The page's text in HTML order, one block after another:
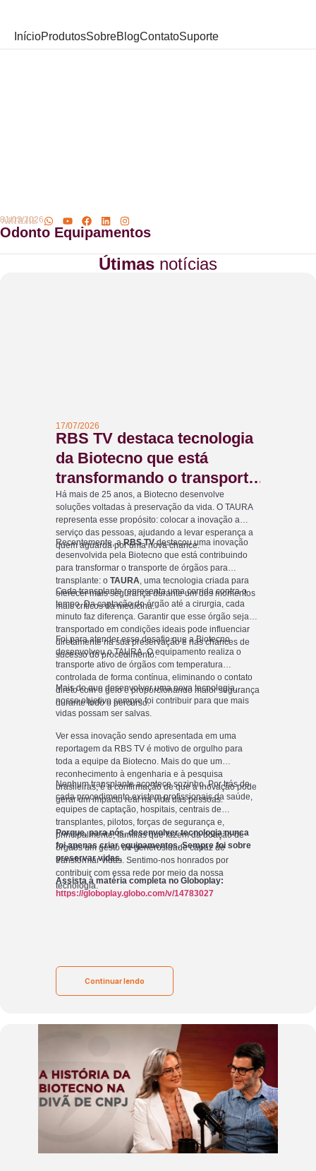
InícioProdutosSobreBlogContatoSuporte
31/03/2026
Odonto Equipamentos
Útimas notícias
17/07/2026
RBS TV destaca tecnologia
da Biotecno que está
transformando o transporte
de órgãos e levando
esperança a pacientes que
aguardam por um
transplante
Há mais de 25 anos, a Biotecno desenvolve
soluções voltadas à preservação da vida. O TAURA
representa esse propósito: colocar a inovação a
serviço das pessoas, ajudando a levar esperança a
quem aguarda por uma nova chance.
Recentemente, aRBS TVdestacou uma inovação
desenvolvida pela Biotecno que está contribuindo
para transformar o transporte de órgãos para
transplante: o TAURA, uma tecnologia criada para
oferecer mais segurança durante um dos momentos
mais críticos da medicina.
Cada transplante representa uma corrida contra o
tempo. Da captação do órgão até a cirurgia, cada
minuto faz diferença. Garantir que esse órgão seja
transportado em condições ideais pode influenciar
diretamente na sua preservação e nas chances de
sucesso do procedimento.
Foi para atender esse desafio que a Biotecno
desenvolveu o TAURA. O equipamento realiza o
transporte ativo de órgãos com temperatura
controlada de forma contínua, eliminando o contato
direto com o gelo e proporcionando maior segurança
durante todo o percurso.
Mais do que desenvolver uma nova tecnologia,
nosso objetivo sempre foi contribuir para que mais
vidas possam ser salvas.
Ver essa inovação sendo apresentada em uma
reportagem da RBS TV é motivo de orgulho para
toda a equipe da Biotecno. Mais do que um
reconhecimento à engenharia e à pesquisa
brasileiras, é a confirmação de que a inovação pode
gerar um impacto real na vida das pessoas.
Nenhum transplante acontece sozinho. Por trás de
cada procedimento existem profissionais da saúde,
equipes de captação, hospitais, centrais de
transplantes, pilotos, forças de segurança e,
principalmente, famílias que fazem da doação de
órgãos um gesto de generosidade capaz de
transformar vidas. Sentimo-nos honrados por
contribuir com essa rede por meio da nossa
tecnologia.
Porque, para nós, desenvolver tecnologia nunca
foi apenas criar equipamentos. Sempre foi sobre
preservar vidas.
Assista à matéria completa no Globoplay:
https://globoplay.globo.com/v/14783027
Continuar lendo